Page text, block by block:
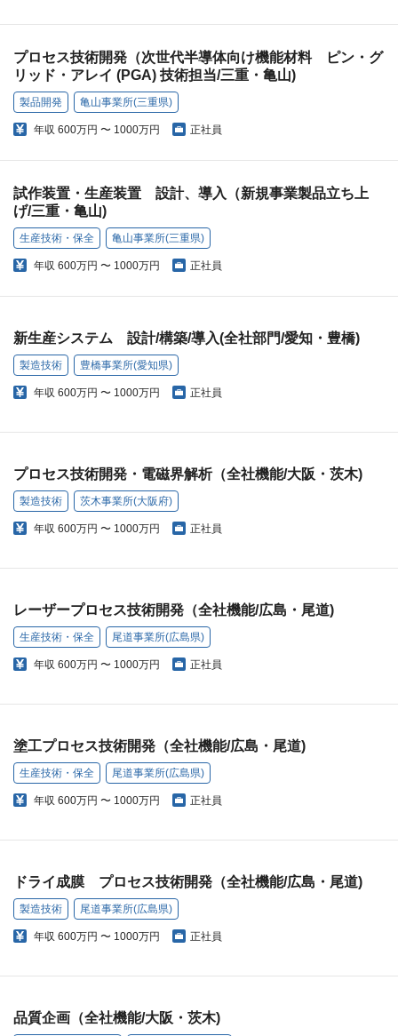
プロセス技術開発（次世代半導体向け機能材料 ピン・グ
リッド・アレイ (PGA) 技術担当/三重・亀山)
製品開発 亀山事業所(三重県)
年収 600万円 〜 1000万円 正社員
試作装置・生産装置 設計、導入（新規事業製品立ち上
げ/三重・亀山)
生産技術・保全 亀山事業所(三重県)
年収 600万円 〜 1000万円 正社員
新生産システム 設計/構築/導入(全社部門/愛知・豊橋)
製造技術 豊橋事業所(愛知県)
年収 600万円 〜 1000万円 正社員
プロセス技術開発・電磁界解析（全社機能/大阪・茨木)
製造技術 茨木事業所(大阪府)
年収 600万円 〜 1000万円 正社員
レーザープロセス技術開発（全社機能/広島・尾道)
生産技術・保全 尾道事業所(広島県)
年収 600万円 〜 1000万円 正社員
塗工プロセス技術開発（全社機能/広島・尾道)
生産技術・保全 尾道事業所(広島県)
年収 600万円 〜 1000万円 正社員
ドライ成膜 プロセス技術開発（全社機能/広島・尾道)
製造技術 尾道事業所(広島県)
年収 600万円 〜 1000万円 正社員
品質企画（全社機能/大阪・茨木)